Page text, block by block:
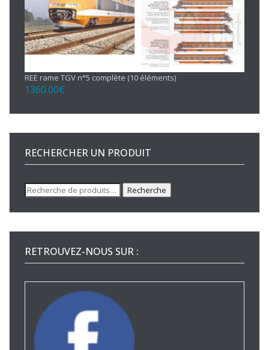
REE rame TGV n°5 complète (10 éléments)
1360.00€
RECHERCHER UN PRODUIT
Recherche
pour :
Recherche
RETROUVEZ-NOUS SUR :